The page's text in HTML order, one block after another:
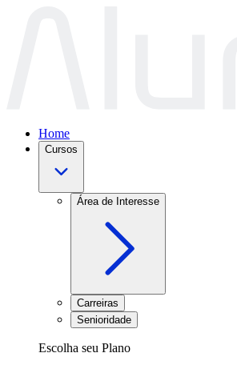
Home
Cursos
Área de Interesse
Carreiras
Senioridade
Escolha seu Plano